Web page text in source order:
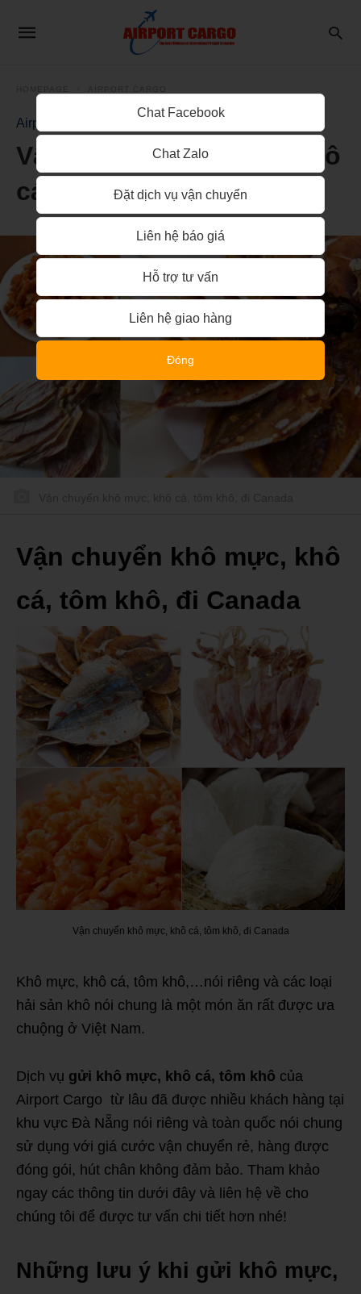
Airport Cargo
Vận chuyển khô mực, khô
cá, tôm khô, đi Canada
Vận chuyển khô mực, khô
cá, tôm khô, đi Canada
Vận chuyển khô mực, khô cá, tôm khô, đi Canada
Khô mực, khô cá, tôm khô,…nói riêng và các loại
hải sản khô nói chung là một món ăn rất được ưa
chuộng ở Việt Nam.
Dịch vụ gửi khô mực, khô cá, tôm khô của
Airport Cargo từ lâu đã được nhiều khách hàng tại
khu vực Đà Nẵng nói riêng và toàn quốc nói chung
sử dụng với giá cước vận chuyển rẻ, hàng được
đóng gói, hút chân không đảm bảo. Tham khảo
ngay các thông tin dưới đây và liên hệ về cho
chúng tôi để được tư vấn chi tiết hơn nhé!
Những lưu ý khi gửi khô mực,
Chat Facebook
Chat Zalo
Đặt dịch vụ vận chuyển
Liên hệ báo giá
Hỗ trợ tư vấn
Liên hệ giao hàng
Đóng